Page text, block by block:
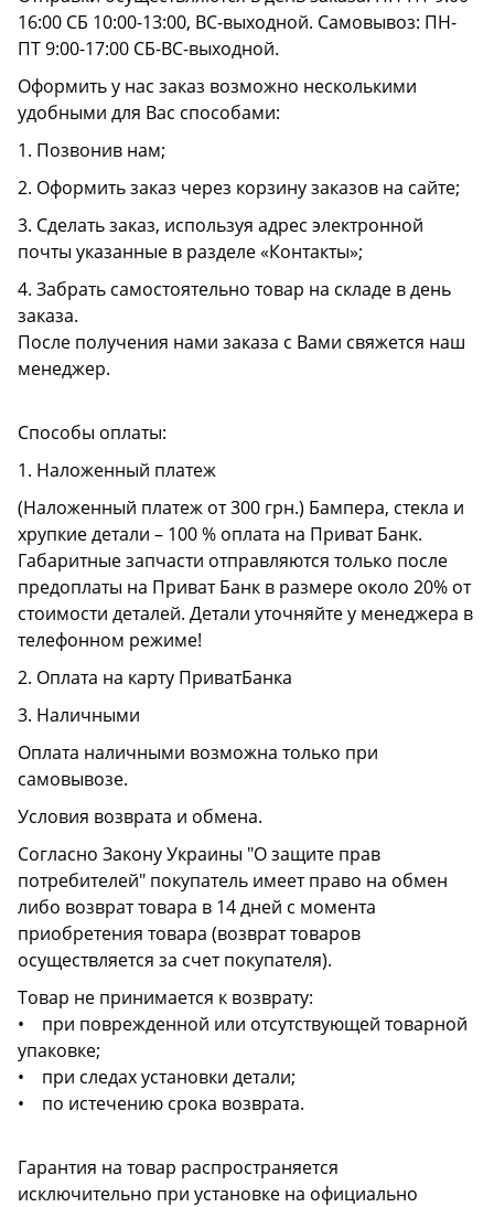
16:00 СБ 10:00-13:00, ВС-выходной. Самовывоз: ПН-
ПТ 9:00-17:00 СБ-ВС-выходной.
Оформить у нас заказ возможно несколькими
удобными для Вас способами:
1. Позвонив нам;
2. Оформить заказ через корзину заказов на сайте;
3. Сделать заказ, используя адрес электронной
почты указанные в разделе «Контакты»;
4. Забрать самостоятельно товар на складе в день
заказа.
После получения нами заказа с Вами свяжется наш
менеджер.
Способы оплаты:
1. Наложенный платеж
(Наложенный платеж от 300 грн.) Бампера, стекла и
хрупкие детали – 100 % оплата на Приват Банк.
Габаритные запчасти отправляются только после
предоплаты на Приват Банк в размере около 20% от
стоимости деталей. Детали уточняйте у менеджера в
телефонном режиме!
2. Оплата на карту ПриватБанка
3. Наличными
Оплата наличными возможна только при
самовывозе.
Условия возврата и обмена.
Согласно Закону Украины "О защите прав
потребителей" покупатель имеет право на обмен
либо возврат товара в 14 дней с момента
приобретения товара (возврат товаров
осуществляется за счет покупателя).
Товар не принимается к возврату:
• при поврежденной или отсутствующей товарной
упаковке;
• при следах установки детали;
• по истечению срока возврата.
Гарантия на товар распространяется
исключительно при установке на официально